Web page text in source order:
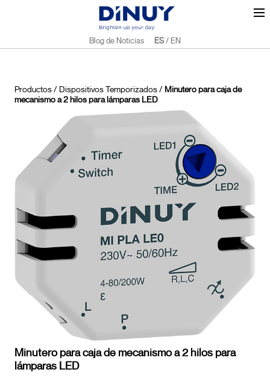
Blog de Noticias ES/ EN
Productos/ Dispositivos Temporizados/ Minutero para caja de
mecanismo a 2 hilos para lámparas LED
Minutero para caja de mecanismo a 2 hilos para
lámparas LED